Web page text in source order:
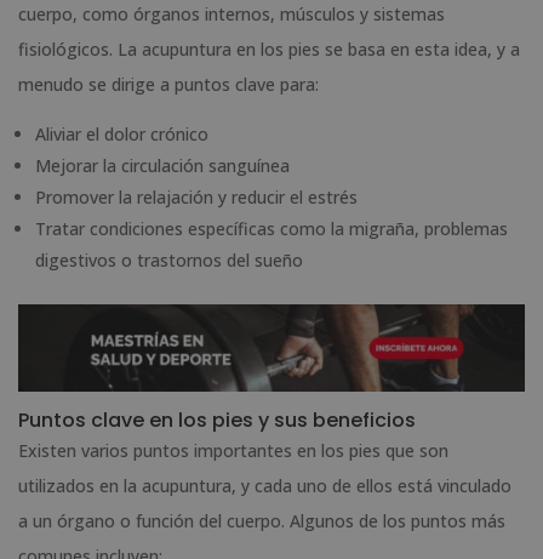
cuerpo, como órganos internos, músculos y sistemas
fisiológicos. La acupuntura en los pies se basa en esta idea, y a
menudo se dirige a puntos clave para:
Aliviar el dolor crónico
Mejorar la circulación sanguínea
Promover la relajación y reducir el estrés
Tratar condiciones específicas como la migraña, problemas
digestivos o trastornos del sueño
Puntos clave en los pies y sus beneficios
Existen varios puntos importantes en los pies que son
utilizados en la acupuntura, y cada uno de ellos está vinculado
a un órgano o función del cuerpo. Algunos de los puntos más